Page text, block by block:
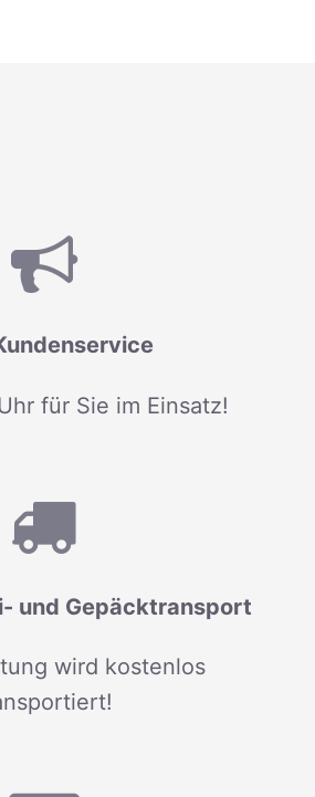
für Sie im Einsatz!
und Gepäcktransport
wird kostenlos